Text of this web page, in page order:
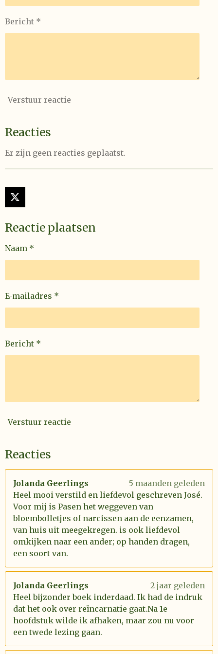
n
Bericht *
Verstuur reactie
Reacties
Er zijn geen reacties geplaatst.
X
Reactie plaatsen
Naam *
E-mailadres *
Bericht *
Verstuur reactie
Reacties
Jolanda Geerlings
5 maanden geleden
Heel mooi verstild en liefdevol geschreven José.
Voor mij is Pasen het weggeven van
bloembolletjes of narcissen aan de eenzamen,
van huis uit meegekregen. is ook liefdevol
omkijken naar een ander; op handen dragen,
een soort van.
Jolanda Geerlings
2 jaar geleden
Heel bijzonder boek inderdaad. Ik had de indruk
dat het ook over reïncarnatie gaat.Na 1e
hoofdstuk wilde ik afhaken, maar zou nu voor
een twede lezing gaan.